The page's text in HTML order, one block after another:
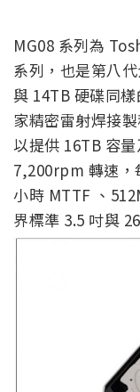
MG08 系列為
系列，也是第八
與 14TB 硬碟同
家精密雷射焊接
以提供 16TB 容
7,200rpm 轉速，
小時 MTTF 、
界標準 3.5 吋與